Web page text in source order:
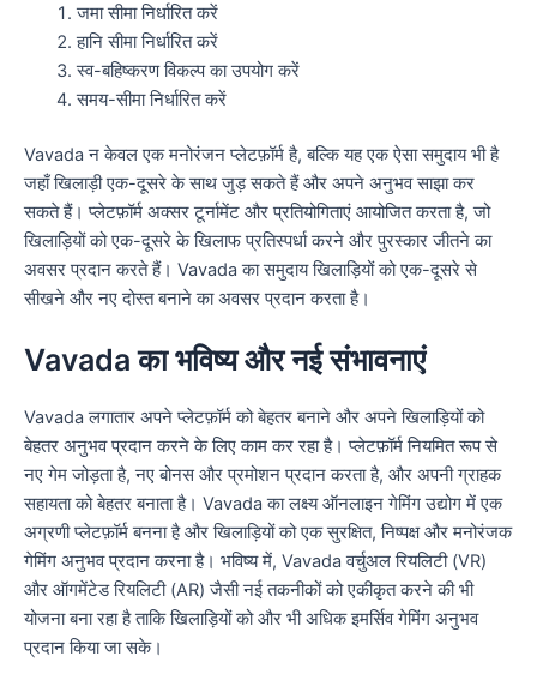
जमा सीमा निर्धारित करें
हानि सीमा निर्धारित करें
स्व-बहिष्करण विकल्प का उपयोग करें
समय-सीमा निर्धारित करें
Vavada न केवल एक मनोरंजन प्लेटफ़ॉर्म है, बल्कि यह एक ऐसा समुदाय भी है
जहाँ खिलाड़ी एक-दूसरे के साथ जुड़ सकते हैं और अपने अनुभव साझा कर
सकते हैं। प्लेटफ़ॉर्म अक्सर टूर्नामेंट और प्रतियोगिताएं आयोजित करता है, जो
खिलाड़ियों को एक-दूसरे के खिलाफ प्रतिस्पर्धा करने और पुरस्कार जीतने का
अवसर प्रदान करते हैं। Vavada का समुदाय खिलाड़ियों को एक-दूसरे से
सीखने और नए दोस्त बनाने का अवसर प्रदान करता है।
Vavada का भविष्य और नई संभावनाएं
Vavada लगातार अपने प्लेटफ़ॉर्म को बेहतर बनाने और अपने खिलाड़ियों को
बेहतर अनुभव प्रदान करने के लिए काम कर रहा है। प्लेटफ़ॉर्म नियमित रूप से
नए गेम जोड़ता है, नए बोनस और प्रमोशन प्रदान करता है, और अपनी ग्राहक
सहायता को बेहतर बनाता है। Vavada का लक्ष्य ऑनलाइन गेमिंग उद्योग में एक
अग्रणी प्लेटफ़ॉर्म बनना है और खिलाड़ियों को एक सुरक्षित, निष्पक्ष और मनोरंजक
गेमिंग अनुभव प्रदान करना है। भविष्य में, Vavada वर्चुअल रियलिटी (VR)
और ऑगमेंटेड रियलिटी (AR) जैसी नई तकनीकों को एकीकृत करने की भी
योजना बना रहा है ताकि खिलाड़ियों को और भी अधिक इमर्सिव गेमिंग अनुभव
प्रदान किया जा सके।